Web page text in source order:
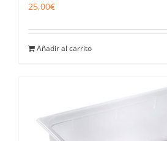
25,00€
Añadir al carrito